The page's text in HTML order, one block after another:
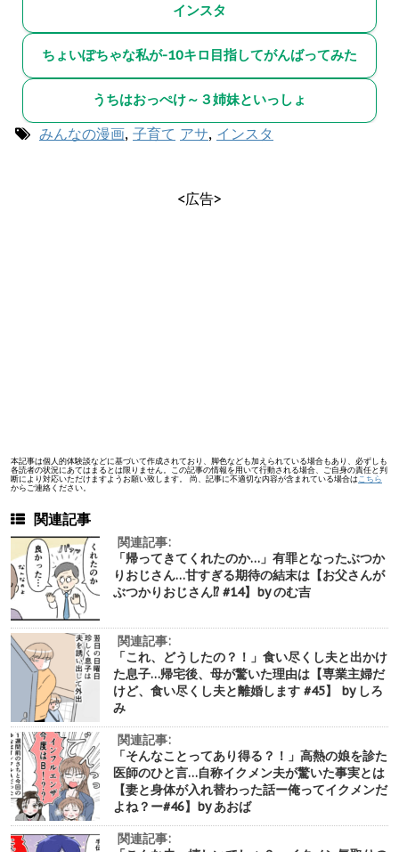
インスタ
ちょいぽちゃな私が-10キロ目指してがんばってみた
うちはおっぺけ～３姉妹といっしょ
みんなの漫画, 子育て アサ, インスタ
<広告>
本記事は個人的体験談などに基づいて作成されており、脚色なども加えられている場合もあり、必ずしも
各読者の状況にあてはまるとは限りません。この記事の情報を用いて行動される場合、ご自身の責任と判
断により対応いただけますようお願い致します。 尚、記事に不適切な内容が含まれている場合は こちら
からご連絡ください。
関連記事
関連記事:
「帰ってきてくれたのか…」有罪となったぶつか
りおじさん…甘すぎる期待の結末は【お父さんが
ぶつかりおじさん⁉︎ #14】by のむ吉
関連記事:
「これ、どうしたの？！」食い尽くし夫と出かけ
た息子…帰宅後、母が驚いた理由は【専業主婦だ
けど、食い尽くし夫と離婚します #45】 by しろ
み
関連記事:
「そんなことってあり得る？！」高熱の娘を診た
医師のひと言…自称イクメン夫が驚いた事実とは
【妻と身体が入れ替わった話ー俺ってイクメンだ
よね？ー#46】by あおば
関連記事: